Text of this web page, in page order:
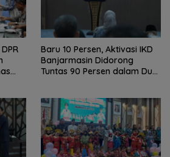
Baru 10 Persen, Aktivasi IKD
Banjarmasin Didorong
Tuntas 90 Persen dalam Dua